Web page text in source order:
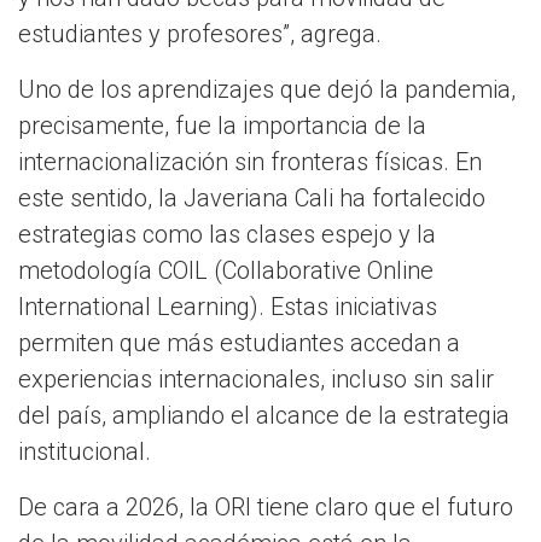
estudiantes y profesores”, agrega.
Uno de los aprendizajes que dejó la pandemia,
precisamente, fue la importancia de la
internacionalización sin fronteras físicas. En
este sentido, la Javeriana Cali ha fortalecido
estrategias como las clases espejo y la
metodología COIL (Collaborative Online
International Learning). Estas iniciativas
permiten que más estudiantes accedan a
experiencias internacionales, incluso sin salir
del país, ampliando el alcance de la estrategia
institucional.
De cara a 2026, la ORI tiene claro que el futuro